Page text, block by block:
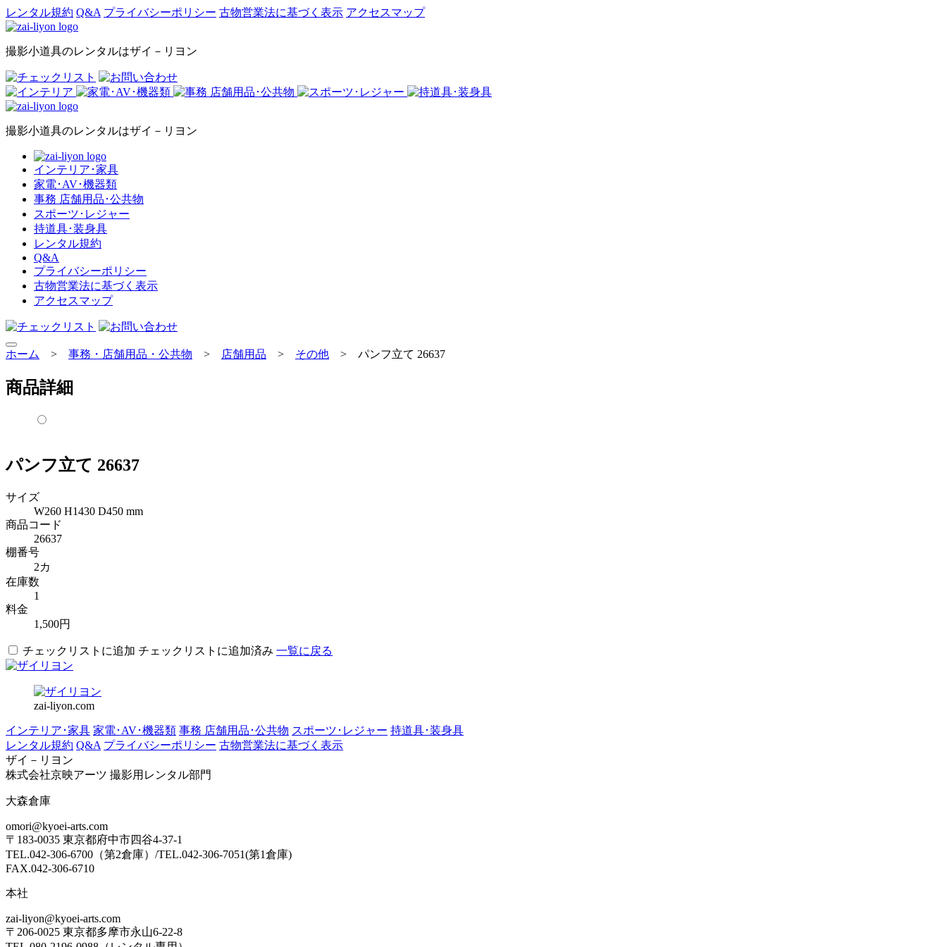
レンタル規約 Q&A プライバシーポリシー 古物営業法に基づく表示 アクセスマップ
撮影小道具のレンタルはザイ－リヨン
撮影小道具のレンタルはザイ－リヨン
インテリア･家具
家電･AV･機器類
事務 店舗用品･公共物
スポーツ･レジャー
持道具･装身具
レンタル規約
Q&A
プライバシーポリシー
古物営業法に基づく表示
アクセスマップ
ホーム > 事務・店舗用品・公共物 > 店舗用品 > その他 > パンフ立て 26637
商品詳細
パンフ立て 26637
サイズ
W260 H1430 D450 mm
商品コード
26637
棚番号
2カ
在庫数
1
料金
1,500円
チェックリストに追加 チェックリストに追加済み 一覧に戻る
zai-liyon.com
インテリア･家具 家電･AV･機器類 事務 店舗用品･公共物 スポーツ･レジャー 持道具･装身具
レンタル規約 Q&A プライバシーポリシー 古物営業法に基づく表示
ザイ－リヨン
株式会社京映アーツ 撮影用レンタル部門
大森倉庫
omori@kyoei-arts.com
〒183-0035 東京都府中市四谷4-37-1
TEL.042-306-6700（第2倉庫）/TEL.042-306-7051(第1倉庫)
FAX.042-306-6710
本社
zai-liyon@kyoei-arts.com
〒206-0025 東京都多摩市永山6-22-8